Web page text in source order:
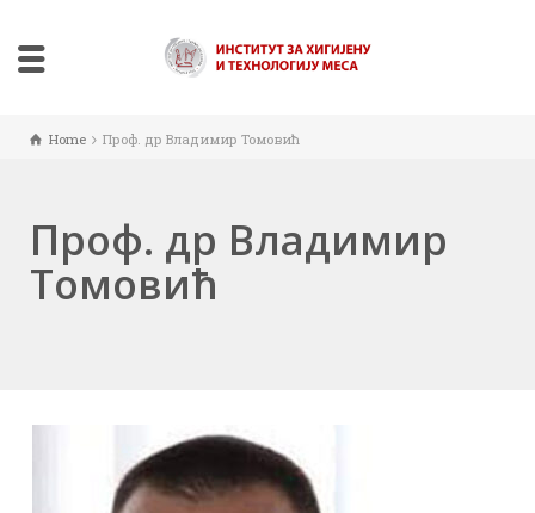
Home Проф. др Владимир Томовић
Проф. др Владимир
Томовић